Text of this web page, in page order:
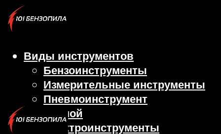
Виды инструментов
Бензоинструменты
Измерительные инструменты
Пневмоинструмент
Ручной
Электроинструменты